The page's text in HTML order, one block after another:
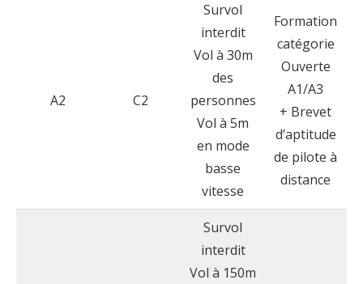
A2 C2
Survol
interdit
Vol à 30m
des
personnes
Vol à 5m
en mode
basse
vitesse
Formation
catégorie
Ouverte
A1/A3
+ Brevet
d’aptitude
de pilote à
distance
Survol
interdit
Vol à 150m